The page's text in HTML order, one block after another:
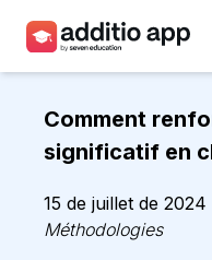
Établissements
Ressources
Prix
Comment
significatif en
15 de juillet de 2024
Méthodologies